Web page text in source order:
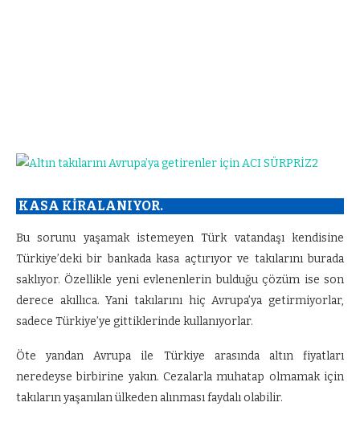
KASA KİRALANIYOR.
Bu sorunu yaşamak istemeyen Türk vatandaşı kendisine
Türkiye’deki bir bankada kasa açtırıyor ve takılarını burada
saklıyor. Özellikle yeni evlenenlerin bulduğu çözüm ise son
derece akıllıca. Yani takılarını hiç Avrupa’ya getirmiyorlar,
sadece Türkiye’ye gittiklerinde kullanıyorlar.
Öte yandan Avrupa ile Türkiye arasında altın fiyatları
neredeyse birbirine yakın. Cezalarla muhatap olmamak için
takıların yaşanılan ülkeden alınması faydalı olabilir.